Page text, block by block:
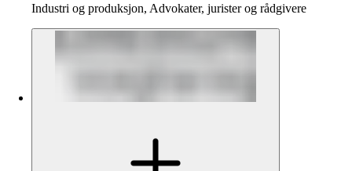
Industri og produksjon, Advokater, jurister og rådgivere